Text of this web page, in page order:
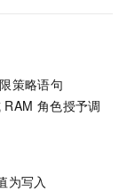
策略语句
RAM 角色授予调
为写入